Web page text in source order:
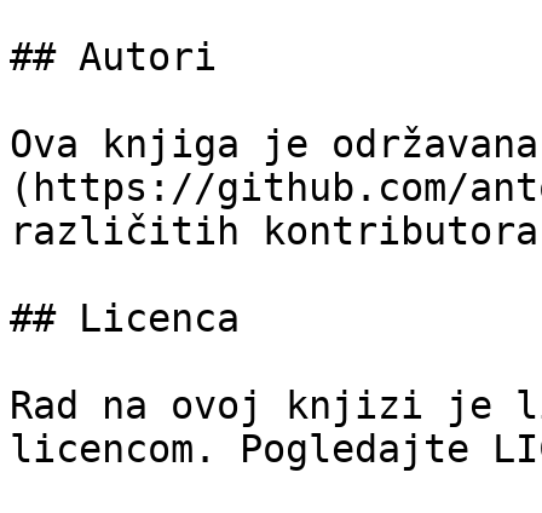
## Autori
Ova knjiga je
(https://github.com/
različitih
## Licenca
Rad na ovoj knjizi je
licencom. Pogledajte